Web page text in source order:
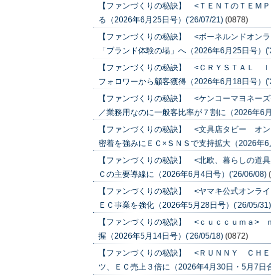
【ファンづくりの秘訣】 <ＴＥＮＴのＴＥＭ
る（2026年6月25日号）('26/07/21) (0878)
【ファンづくりの秘訣】 <ボーネルンドオン
「ブランド体験の場」へ（2026年6月25日号）
【ファンづくりの秘訣】 <ＣＲＹＳＴＡＬ
フォロワーから顧客獲得（2026年6月18日号）
【ファンづくりの秘訣】 <ケンコーマヨネー
／業務用なのに一般客比率が７割に（2026年6
【ファンづくりの秘訣】 <文具店タビー オ
密着を強みにＥＣ×ＳＮＳで支持拡大（2026年
【ファンづくりの秘訣】 <北欧、暮らしの道
Ｃの主要導線に（2026年6月4日号）('26/06/08)
【ファンづくりの秘訣】 <ヤマキ公式オンラ
ＥＣ事業を強化（2026年5月28日号）('26/05/31)
【ファンづくりの秘訣】 <ｃｕｃｃｕｍａ>
握（2026年5月14日号）('26/05/18) (0872)
【ファンづくりの秘訣】 <ＲＵＮＮＹ ＣＨ
ツ、ＥＣ売上３倍に（2026年4月30日・5月7日